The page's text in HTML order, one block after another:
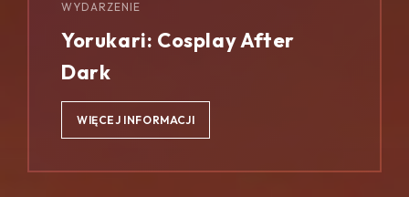
WYDARZENIE
Yorukari: Cosplay After
Dark
WIĘCEJ INFORMACJI